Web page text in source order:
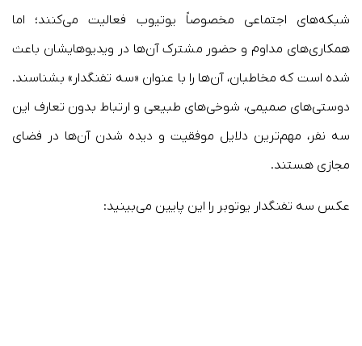
شبکه‌های اجتماعی مخصوصاً یوتیوب فعالیت می‌کنند؛ اما
همکاری‌های مداوم و حضور مشترک آن‌ها در ویدیوهایشان باعث
شده است که مخاطبان، آن‌ها را با عنوان «سه تفنگدار» بشناسند.
دوستی‌های صمیمی، شوخی‌های طبیعی و ارتباط بدون تعارف این
سه نفر، مهم‌ترین دلایل موفقیت و دیده شدن آن‌ها در فضای
مجازی هستند.
عکس سه تفنگدار یوتوبر را این پایین می‌بینید: